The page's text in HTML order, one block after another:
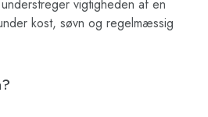
vigtigheden af en
kost, søvn og regelmæssig